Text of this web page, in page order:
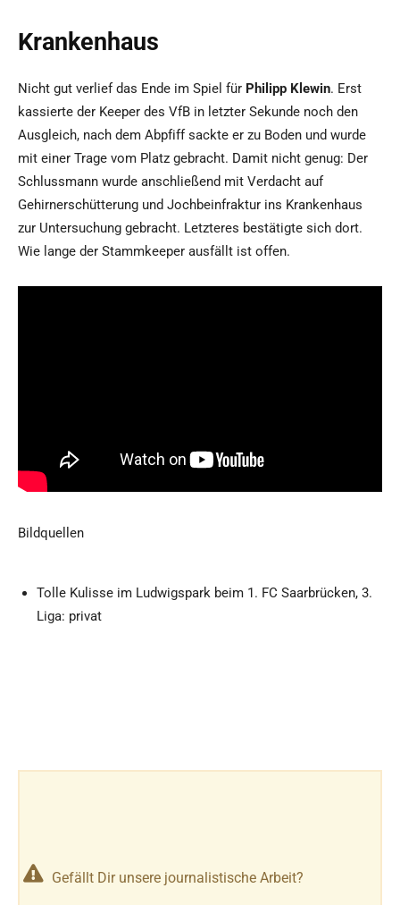
Krankenhaus
Nicht gut verlief das Ende im Spiel für Philipp Klewin. Erst
kassierte der Keeper des VfB in letzter Sekunde noch den
Ausgleich, nach dem Abpfiff sackte er zu Boden und wurde
mit einer Trage vom Platz gebracht. Damit nicht genug: Der
Schlussmann wurde anschließend mit Verdacht auf
Gehirnerschütterung und Jochbeinfraktur ins Krankenhaus
zur Untersuchung gebracht. Letzteres bestätigte sich dort.
Wie lange der Stammkeeper ausfällt ist offen.
Bildquellen
Tolle Kulisse im Ludwigspark beim 1. FC Saarbrücken, 3.
Liga: privat
Gefällt Dir unsere journalistische Arbeit?